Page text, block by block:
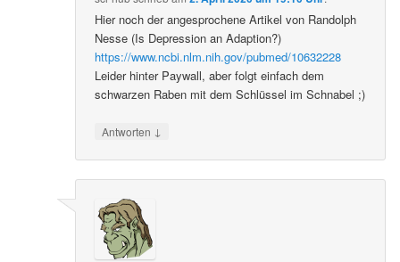
Hier noch der angesprochene Artikel von Randolph
Nesse (Is Depression an Adaption?)
https://www.ncbi.nlm.nih.gov/pubmed/10632228
Leider hinter Paywall, aber folgt einfach dem
schwarzen Raben mit dem Schlüssel im Schnabel ;)
Antworten ↓